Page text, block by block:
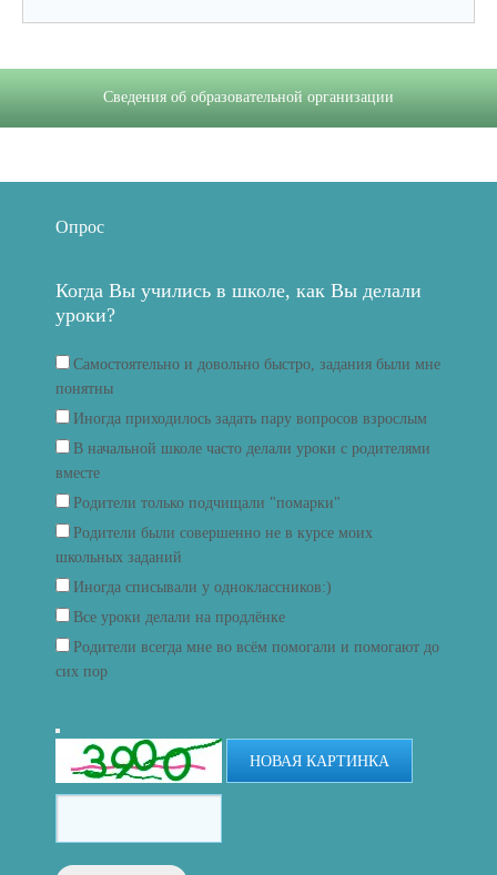
Сведения об образовательной организации
Опрос
Когда Вы учились в школе, как Вы делали
уроки?
Самостоятельно и довольно быстро, задания были мне
понятны
Иногда приходилось задать пару вопросов взрослым
В начальной школе часто делали уроки с родителями
вместе
Родители только подчищали "помарки"
Родители были совершенно не в курсе моих
школьных заданий
Иногда списывали у одноклассников:)
Все уроки делали на продлёнке
Родители всегда мне во всём помогали и помогают до
сих пор
НОВАЯ КАРТИНКА